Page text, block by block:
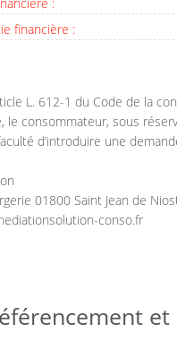
financière :
L. 612-1 du Code de la
le consommateur, sous
d’introduire une
01800 Saint Jean de
conso.fr